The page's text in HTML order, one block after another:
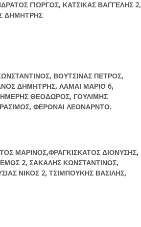
ΓΙΩΡΓΟΣ, ΚΑΤΣΙΚΑΣ ΒΑΓΓΕΛΗΣ 2,
ΔΗΜΗΤΡΗΣ
ΒΟΥΤΣΙΝΑΣ ΠΕΤΡΟΣ,
ΔΗΜΗΤΡΗΣ, ΛΑΜΑΙ ΜΑΡΙΟ 6,
ΘΕΟΔΩΡΟΣ, ΓΟΥΛΙΜΗΣ
ΦΕΡΟΝΑΙ ΛΕΟΝΑΡΝΤΟ.
ΜΑΡΙΝΟΣ,ΦΡΑΓΚΙΣΚΑΤΟΣ ΔΙΟΝΥΣΗΣ,
2, ΣΑΚΑΛΗΣ ΚΩΝΣΤΑΝΤΙΝΟΣ,
ΝΙΚΟΣ 2, ΤΣΙΜΠΟΥΚΗΣ ΒΑΣΙΛΗΣ,